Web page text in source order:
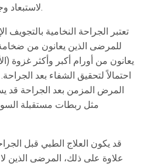
لاستبعاد وجود ورم غدي نخامي تحتي.
تعتبر الجراحة النخامية بالتجويف
للمرضى الذين يعانون من
يعانون من أورام أكبر وأكثر غزوة
احتمالاً لتحقيق الشفاء بعد
المرض المزمن بعد الجراحة قد
مثل ربطات مستقبلة
قد يكون العلاج الطبي قبل
علاوة على ذلك، المرضى الذين